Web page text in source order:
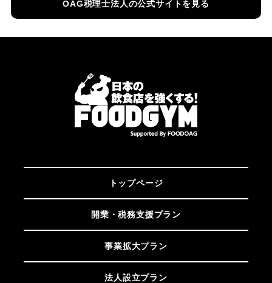
OAG税理士法人の公式サイトを見る
トップページ
開業・税務支援プラン
事業拡大プラン
法人設立プラン